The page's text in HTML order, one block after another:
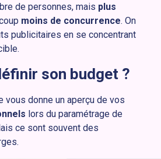
de personnes, mais plus
moins de concurrence. On
publicitaires en se concentrant
son budget ?
vous donne un aperçu de vos
lors du paramétrage de
ce sont souvent des